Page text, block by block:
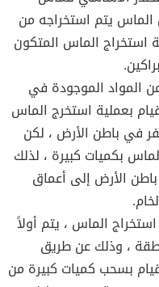
الماس يتم استخراجه من
استخراج الماس المتكون
المواد الموجودة في
بعملية استخرج الماس
في باطن الأرض ، لكن
بكميات كبيرة ، لذلك
الأرض إلى أعماق
الماس ، يتم أولاً
، وذلك عن طريق
بسحب كميات كبيرة من